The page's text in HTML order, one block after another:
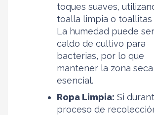
toques suaves,
toalla limpia o toallitas
La humedad puede
caldo de cultivo para
bacterias, por lo que
mantener la zona
esencial.
Ropa Limpia: Si
proceso de